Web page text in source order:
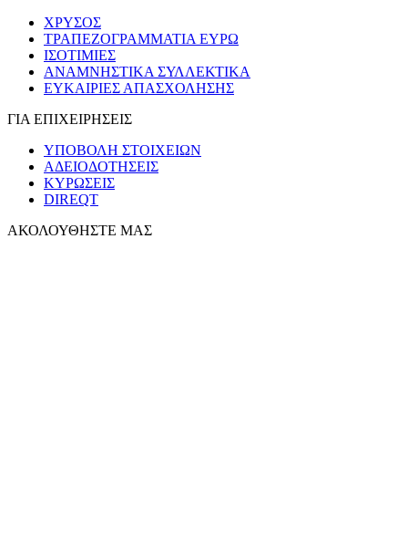
ΧΡΥΣΟΣ
ΤΡΑΠΕΖΟΓΡΑΜΜΑΤΙΑ ΕΥΡΩ
ΙΣΟΤΙΜΙΕΣ
ΑΝΑΜΝΗΣΤΙΚΑ ΣΥΛΛΕΚΤΙΚΑ
ΕΥΚΑΙΡΙΕΣ ΑΠΑΣΧΟΛΗΣΗΣ
ΓΙΑ ΕΠΙΧΕΙΡΗΣΕΙΣ
ΥΠΟΒΟΛΗ ΣΤΟΙΧΕΙΩΝ
ΑΔΕΙΟΔΟΤΗΣΕΙΣ
ΚΥΡΩΣΕΙΣ
DIREQT
ΑΚΟΛΟΥΘΗΣΤΕ ΜΑΣ